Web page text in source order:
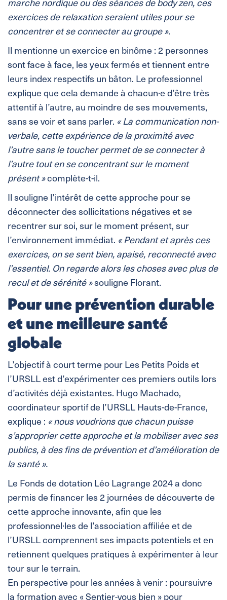
exercices de relaxation seraient utiles pour se
concentrer et se connecter au groupe ».
Il mentionne un exercice en binôme : 2 personnes
sont face à face, les yeux fermés et tiennent entre
leurs index respectifs un bâton. Le professionnel
explique que cela demande à chacun·e d’être très
attentif à l’autre, au moindre de ses mouvements,
sans se voir et sans parler. « La communication non-
verbale, cette expérience de la proximité avec
l’autre sans le toucher permet de se connecter à
l’autre tout en se concentrant sur le moment
présent »complète-t-il.
Il souligne l’intérêt de cette approche pour se
déconnecter des sollicitations négatives et se
recentrer sur soi, sur le moment présent, sur
l’environnement immédiat. « Pendant et après ces
exercices, on se sent bien, apaisé, reconnecté avec
l’essentiel. On regarde alors les choses avec plus de
recul et de sérénité »souligne Florant.
Pour une prévention durable
et une meilleure santé
globale
L’objectif à court terme pour Les Petits Poids et
l’URSLL est d’expérimenter ces premiers outils lors
d’activités déjà existantes. Hugo Machado,
coordinateur sportif de l’URSLL Hauts-de-France,
explique : « nous voudrions que chacun puisse
s’approprier cette approche et la mobiliser avec ses
publics, à des fins de prévention et d’amélioration de
la santé ».
Le Fonds de dotation Léo Lagrange 2024 a donc
permis de financer les 2 journées de découverte de
cette approche innovante, afin que les
professionnel·les de l’association affiliée et de
l’URSLL comprennent ses impacts potentiels et en
retiennent quelques pratiques à expérimenter à leur
tour sur le terrain.
En perspective pour les années à venir : poursuivre
la formation avec « Sentier-vous bien » pour